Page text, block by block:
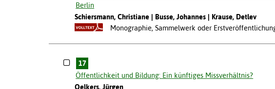
Berlin
Schiersmann, Christiane
Busse, Johannes
Krause, Detlev
Monographie, Sammelwerk oder
17
Öffentlichkeit und Bildung: Ein künftiges Missverhältnis?
Oelkers, Jürgen